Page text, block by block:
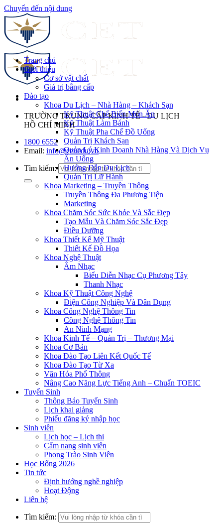
Chuyển đến nội dung
TRƯỜNG TRUNG CẤP KINH TẾ - DU LỊCH
HỒ CHÍ MINH
1800 6552
Email: info@cet.edu.vn
Tìm kiếm:
Trang chủ
Giới thiệu
Cơ sở vật chất
Giá trị bằng cấp
Đào tạo
Khoa Du Lịch – Nhà Hàng – Khách Sạn
Kỹ Thuật Chế Biến Món Ăn
Kỹ Thuật Làm Bánh
Kỹ Thuật Pha Chế Đồ Uống
Quản Trị Khách Sạn
Quản Lý Kinh Doanh Nhà Hàng Và Dịch Vụ
Ăn Uống
Hướng Dẫn Du Lịch
Quản Trị Lữ Hành
Khoa Marketing – Truyền Thông
Truyền Thông Đa Phương Tiện
Marketing
Khoa Chăm Sóc Sức Khỏe Và Sắc Đẹp
Tạo Mẫu Và Chăm Sóc Sắc Đẹp
Điều Dưỡng
Khoa Thiết Kế Mỹ Thuật
Thiết Kế Đồ Họa
Khoa Nghệ Thuật
Âm Nhạc
Biểu Diễn Nhạc Cụ Phương Tây
Thanh Nhạc
Khoa Kỹ Thuật Công Nghệ
Điện Công Nghiệp Và Dân Dụng
Khoa Công Nghệ Thông Tin
Công Nghệ Thông Tin
An Ninh Mạng
Khoa Kinh Tế – Quản Trị – Thương Mại
Khoa Cơ Bản
Khoa Đào Tạo Liên Kết Quốc Tế
Khoa Đào Tạo Từ Xa
Văn Hóa Phổ Thông
Nâng Cao Năng Lực Tiếng Anh – Chuẩn TOEIC
Tuyển Sinh
Thông Báo Tuyển Sinh
Lịch khai giảng
Phiếu đăng ký nhập học
Sinh viên
Lịch học – Lịch thi
Cẩm nang sinh viên
Phong Trào Sinh Viên
Học Bổng 2026
Tin tức
Định hướng nghề nghiệp
Hoạt Động
Liên hệ
Tìm kiếm: